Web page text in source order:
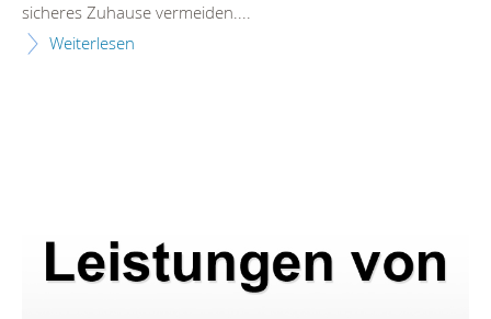
sicheres Zuhause vermeiden....
Weiterlesen